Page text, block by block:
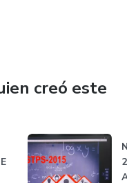
la constancia de
través del enlace que
y fortalece la
otorga servicios de
trabajos en alturas
de
creó este